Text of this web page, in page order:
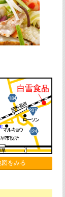
をみる